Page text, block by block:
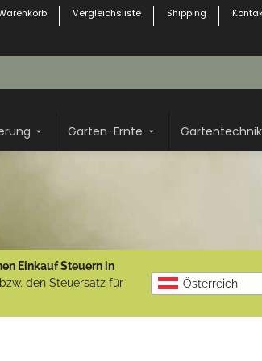
Vergleichsliste Shipping
Garten-Ernte Gartentechnik
Einkauf Steuern in
den Steuersatz für
Österreich